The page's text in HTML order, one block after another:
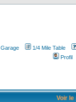
Garage
1/4 Mile Table
Profil
Voir le